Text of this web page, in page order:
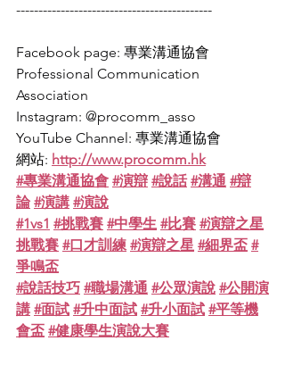
--------------------------------------------
Facebook page: 專業溝通協會
Professional Communication
Association
Instagram: @procomm_asso
YouTube Channel: 專業溝通協會
網站: http://www.procomm.hk
#專業溝通協會 #演辯 #說話 #溝通 #辯
論 #演講 #演說
#1vs1 #挑戰賽 #中學生 #比賽 #演辯之星
挑戰賽 #口才訓練 #演辯之星 #細界盃 #
爭鳴盃
#說話技巧 #職場溝通 #公眾演說 #公開演
講 #面試 #升中面試 #升小面試 #平等機
會盃 #健康學生演說大賽